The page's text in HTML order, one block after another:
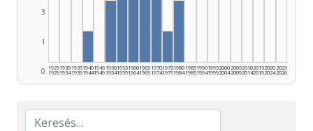
0
1
3
1925
1929
1930
1934
1935
1939
1940
1944
1945
1949
1950
1954
1955
1959
1960
1964
1965
1969
1970
1974
1975
1979
1980
1984
1985
1989
1990
1994
1995
1999
2000
2004
2005
2009
2010
2014
2015
2019
2020
2024
2025
2026